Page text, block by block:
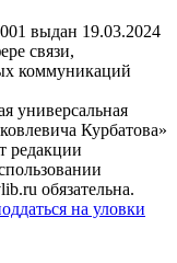
выдан 19.03.2024
связи,
коммуникаций
универсальная
Курбатова»
редакции
обязательна.
на уловки